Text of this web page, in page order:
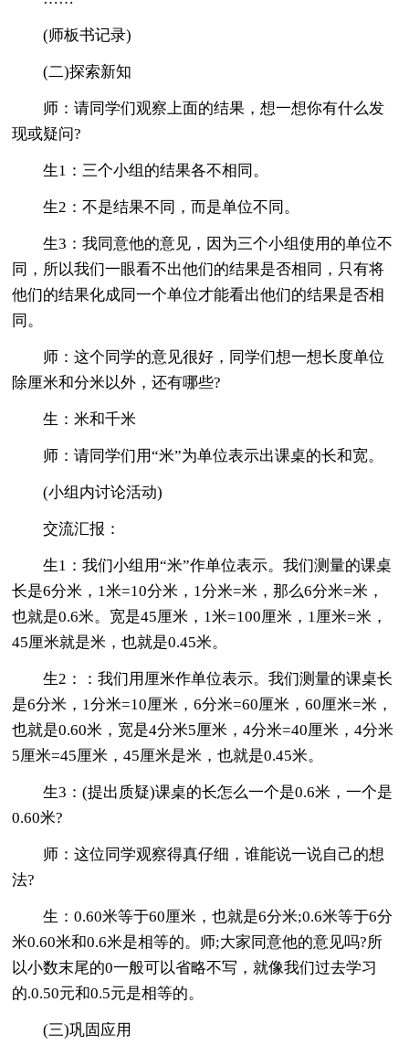
(师板书记录)
(二)探索新知
师：请同学们观察上面的结果，想一想你有什么发
现或疑问?
生1：三个小组的结果各不相同。
生2：不是结果不同，而是单位不同。
生3：我同意他的意见，因为三个小组使用的单位不
同，所以我们一眼看不出他们的结果是否相同，只有将
他们的结果化成同一个单位才能看出他们的结果是否相
同。
师：这个同学的意见很好，同学们想一想长度单位
除厘米和分米以外，还有哪些?
生：米和千米
师：请同学们用“米”为单位表示出课桌的长和宽。
(小组内讨论活动)
交流汇报：
生1：我们小组用“米”作单位表示。我们测量的课桌
长是6分米，1米=10分米，1分米=米，那么6分米=米，
也就是0.6米。宽是45厘米，1米=100厘米，1厘米=米，
45厘米就是米，也就是0.45米。
生2：：我们用厘米作单位表示。我们测量的课桌长
是6分米，1分米=10厘米，6分米=60厘米，60厘米=米，
也就是0.60米，宽是4分米5厘米，4分米=40厘米，4分米
5厘米=45厘米，45厘米是米，也就是0.45米。
生3：(提出质疑)课桌的长怎么一个是0.6米，一个是
0.60米?
师：这位同学观察得真仔细，谁能说一说自己的想
法?
生：0.60米等于60厘米，也就是6分米;0.6米等于6分
米0.60米和0.6米是相等的。师;大家同意他的意见吗?所
以小数末尾的0一般可以省略不写，就像我们过去学习
的.0.50元和0.5元是相等的。
(三)巩固应用